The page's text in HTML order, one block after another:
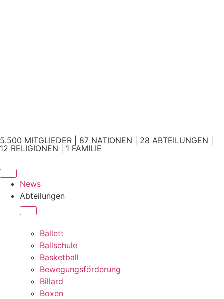
5.500 MITGLIEDER | 87 NATIONEN | 28 ABTEILUNGEN |
12 RELIGIONEN | 1 FAMILIE
News
Abteilungen
Ballett
Ballschule
Basketball
Bewegungsförderung
Billard
Boxen